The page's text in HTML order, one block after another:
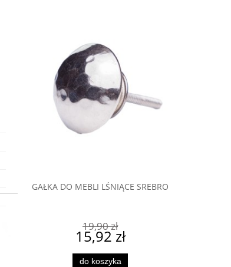
GAŁKA DO MEBLI LŚNIĄCE SREBRO
19,90 zł
15,92 zł
do koszyka